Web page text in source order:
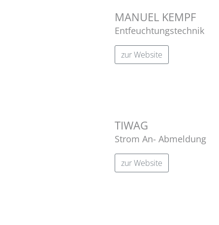
MANUEL KEMPF
Entfeuchtungstechnik
zur Website
TIWAG
Strom An- Abmeldung
zur Website